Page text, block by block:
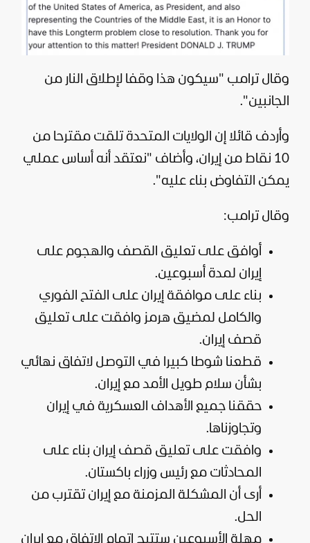
وقال ترامب "سيكون هذا وقفا لإطلاق النار من
الجانبين".
وأردف قائلا إن الولايات المتحدة تلقت مقترحا من
10 نقاط من إيران، وأضاف "نعتقد أنه أساس عملي
يمكن التفاوض بناء عليه".
وقال ترامب:
أوافق على تعليق القصف والهجوم على
إيران لمدة أسبوعين.
بناء على موافقة إيران على الفتح الفوري
والكامل لمضيق هرمز وافقت على تعليق
قصف إيران.
قطعنا شوطا كبيرا في التوصل لاتفاق نهائي
بشأن سلام طويل الأمد مع إيران.
حققنا جميع الأهداف العسكرية في إيران
وتجاوزناها.
وافقت على تعليق قصف إيران بناء على
المحادثات مع رئيس وزراء باكستان.
أرى أن المشكلة المزمنة مع إيران تقترب من
الحل.
مهلة الأسبوعين ستتيح إتمام الاتفاق مع إيران